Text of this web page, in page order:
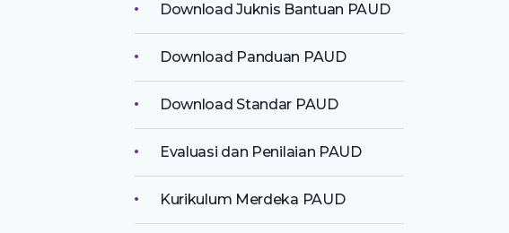
Download Juknis Bantuan PAUD
Download Panduan PAUD
Download Standar PAUD
Evaluasi dan Penilaian PAUD
Kurikulum Merdeka PAUD